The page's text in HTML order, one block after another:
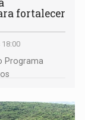
fortalecer
Programa
até 1º de